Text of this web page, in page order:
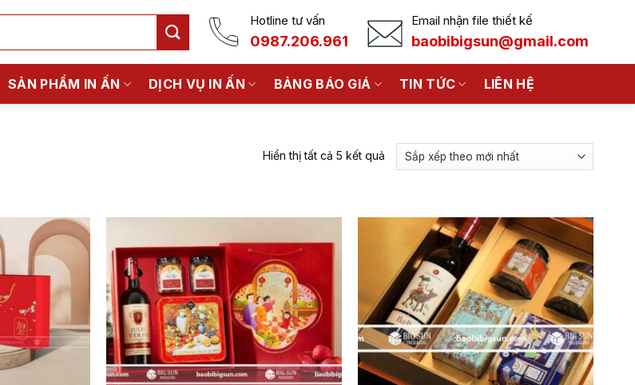
Hotline tư vấn
0987.206.961
Email nhận file thiết kế
baobibigsun@gmail.com
SẢN PHẨM IN ẤN DỊCH VỤ IN ẤN BẢNG BÁO GIÁ TIN TỨC LIÊN HỆ
Hiển thị tất cả 5 kết quảĐã
sắp